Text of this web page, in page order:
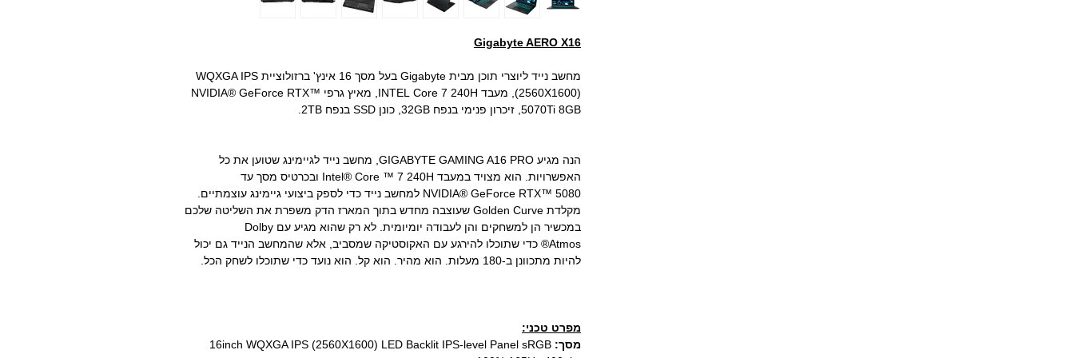
Gigabyte AERO X16
מחשב נייד ליוצרי תוכן מבית Gigabyte בעל מסך 16 אינץ' ברזולוציית WQXGA IPS
(2560X1600), מעבד INTEL Core 7 240H, מאיץ גרפי NVIDIA® GeForce RTX™
5070Ti 8GB, זיכרון פנימי בנפח 32GB, כונן SSD בנפח 2TB.
הנה מגיע GIGABYTE GAMING A16 PRO, מחשב נייד לגיימינג שטוען את כל
האפשרויות. הוא מצויד במעבד Intel® Core ™ 7 240H ובכרטיס מסך עד
NVIDIA® GeForce RTX™ 5080 למחשב נייד כדי לספק ביצועי גיימינג עוצמתיים.
מקלדת Golden Curve שעוצבה מחדש בתוך המארז הדק משפרת את השליטה שלכם
במכשיר הן למשחקים והן לעבודה יומיומית. לא רק שהוא מגיע עם Dolby
Atmos® כדי שתוכלו להירגע עם האקוסטיקה שמסביב, אלא שהמחשב הנייד גם יכול
להיות מתכוונן ב-180 מעלות. הוא מהיר. הוא קל. הוא נועד כדי שתוכלו לשחק הכל.
מפרט טכני:
מסך: 16inch WQXGA IPS (2560X1600) LED Backlit IPS-level Panel sRGB